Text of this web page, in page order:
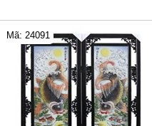
Mã: 24091